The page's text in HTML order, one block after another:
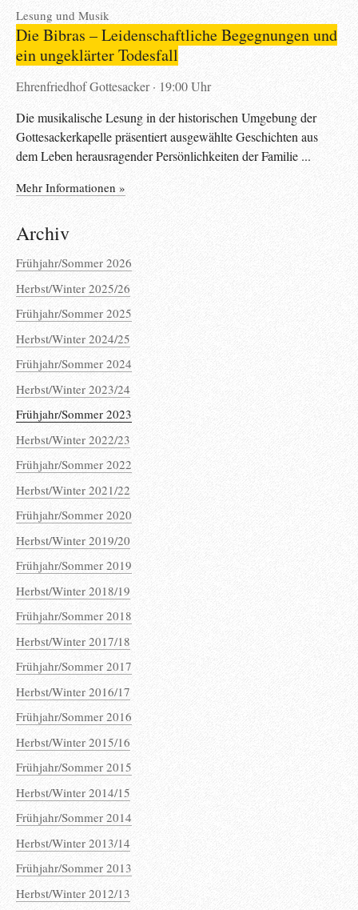
Lesung und Musik
Die Bibras – Leidenschaftliche Begegnungen und
ein ungeklärter Todesfall
Ehrenfriedhof Gottesacker
19:00 Uhr
Die musikalische Lesung in der historischen Umgebung der
Gottesackerkapelle präsentiert ausgewählte Geschichten aus
dem Leben herausragender Persönlichkeiten der Familie ...
Mehr Informationen »
Archiv
Frühjahr/Sommer 2026
Herbst/Winter 2025/26
Frühjahr/Sommer 2025
Herbst/Winter 2024/25
Frühjahr/Sommer 2024
Herbst/Winter 2023/24
Frühjahr/Sommer 2023
Herbst/Winter 2022/23
Frühjahr/Sommer 2022
Herbst/Winter 2021/22
Frühjahr/Sommer 2020
Herbst/Winter 2019/20
Frühjahr/Sommer 2019
Herbst/Winter 2018/19
Frühjahr/Sommer 2018
Herbst/Winter 2017/18
Frühjahr/Sommer 2017
Herbst/Winter 2016/17
Frühjahr/Sommer 2016
Herbst/Winter 2015/16
Frühjahr/Sommer 2015
Herbst/Winter 2014/15
Frühjahr/Sommer 2014
Herbst/Winter 2013/14
Frühjahr/Sommer 2013
Herbst/Winter 2012/13